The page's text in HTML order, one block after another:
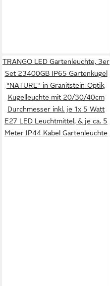
TRANGO LED Gartenleuchte, 3er
Set 23400GB IP65 Gartenkugel
*NATURE* in Granitstein-Optik,
Kugelleuchte mit 20/30/40cm
Durchmesser inkl. je 1x 5 Watt
E27 LED Leuchtmittel, & je ca. 5
Meter IP44 Kabel Gartenleuchte